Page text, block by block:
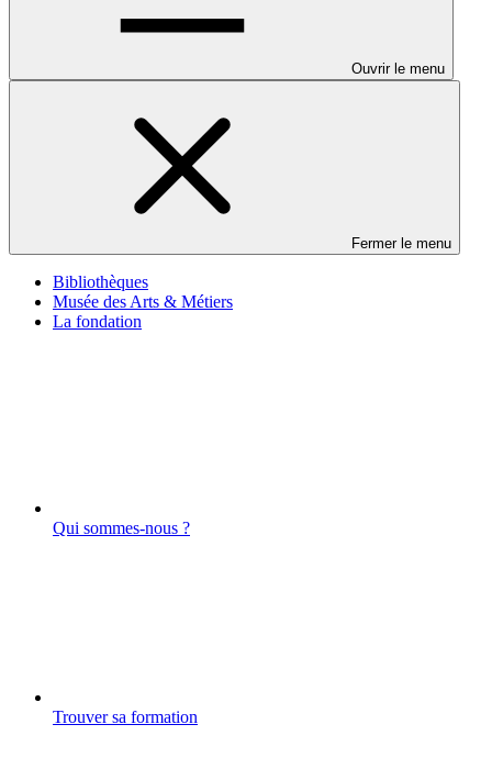
Ouvrir le menu
Fermer le menu
Bibliothèques
Musée des Arts & Métiers
La fondation
Qui sommes-nous ?
Trouver sa formation